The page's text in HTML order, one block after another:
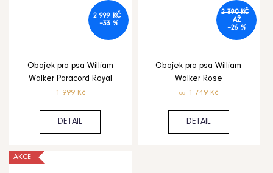
2 999 KČ
–33 %
Obojek pro psa William
Walker Paracord Royal
1 999 Kč
DETAIL
2 390 KČ
AŽ
–26 %
Obojek pro psa William
Walker Rose
od 1 749 Kč
DETAIL
AKCE